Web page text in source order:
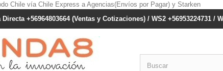
+56964803664 (Ventas y Cotizaciones) / WS2 +56953224731 /